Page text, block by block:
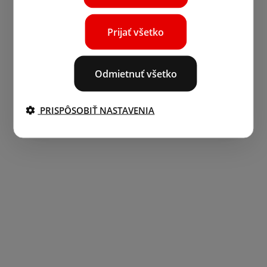
Prijať všetko
Odmietnuť všetko
PRISPÔSOBIŤ NASTAVENIA